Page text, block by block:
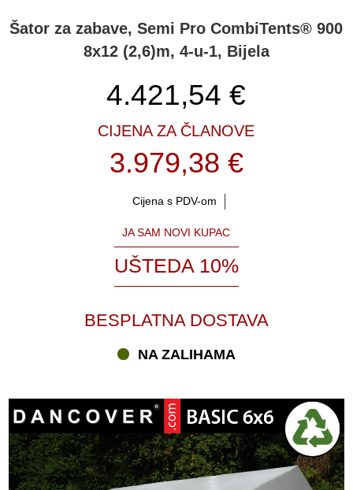
Šator za zabave, Semi Pro CombiTents® 900
8x12 (2,6)m, 4-u-1, Bijela
4.421,54 €
CIJENA ZA ČLANOVE
3.979,38 €
Cijena s PDV-om
JA SAM NOVI KUPAC
UŠTEDA 10%
BESPLATNA DOSTAVA
NA ZALIHAMA